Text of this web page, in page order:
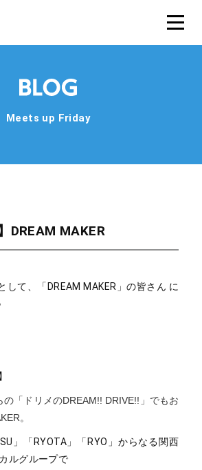
Meets up Friday
DREAM MAKER
して、「DREAM MAKER」の皆さん に
】
「ドリメのDREAM!! DRIVE!!」でもお
。
」「RYOTA」「RYO」からなる関西
ルグループで